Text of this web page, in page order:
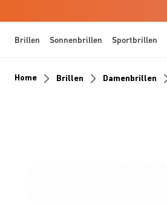
Brillen Sonnenbrillen Sportbrillen
Home Brillen Damenbrillen